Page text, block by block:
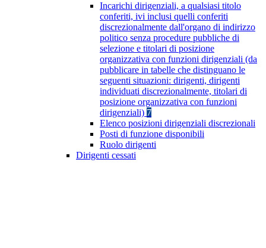
Incarichi dirigenziali, a qualsiasi titolo
conferiti, ivi inclusi quelli conferiti
discrezionalmente dall'organo di indirizzo
politico senza procedure pubbliche di
selezione e titolari di posizione
organizzativa con funzioni dirigenziali (da
pubblicare in tabelle che distinguano le
seguenti situazioni: dirigenti, dirigenti
individuati discrezionalmente, titolari di
posizione organizzativa con funzioni
dirigenziali) 7
Elenco posizioni dirigenziali discrezionali
Posti di funzione disponibili
Ruolo dirigenti
Dirigenti cessati